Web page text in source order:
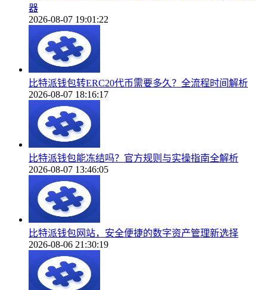
器
2026-08-07 19:01:22
比特派钱包转ERC20代币需要多久？全流程时间解析
2026-08-07 18:16:17
比特派钱包能冻结吗？官方规则与实操指南全解析
2026-08-07 13:46:05
比特派钱包网站，安全便捷的数字资产管理新选择
2026-08-06 21:30:19